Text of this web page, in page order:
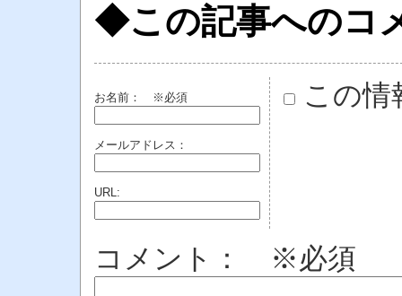
◆この記事へのコ
お名前： ※必須
メールアドレス：
URL:
この情
コメント： ※必須